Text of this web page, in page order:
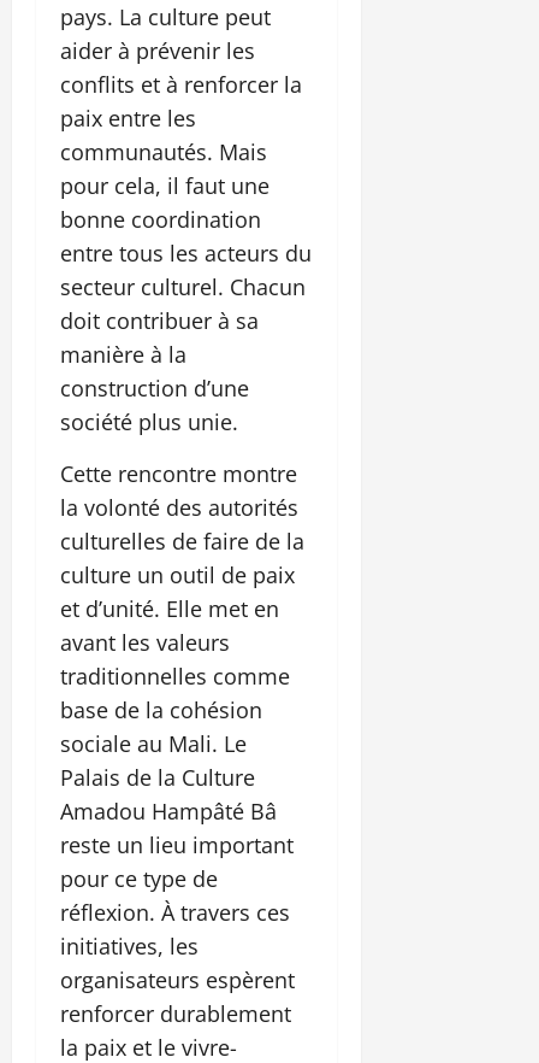
pays. La culture peut
aider à prévenir les
conflits et à renforcer la
paix entre les
communautés. Mais
pour cela, il faut une
bonne coordination
entre tous les acteurs du
secteur culturel. Chacun
doit contribuer à sa
manière à la
construction d’une
société plus unie.
Cette rencontre montre
la volonté des autorités
culturelles de faire de la
culture un outil de paix
et d’unité. Elle met en
avant les valeurs
traditionnelles comme
base de la cohésion
sociale au Mali. Le
Palais de la Culture
Amadou Hampâté Bâ
reste un lieu important
pour ce type de
réflexion. À travers ces
initiatives, les
organisateurs espèrent
renforcer durablement
la paix et le vivre-